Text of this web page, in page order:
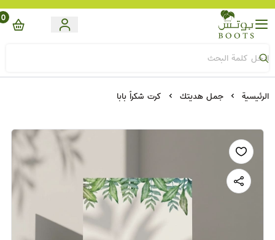
Boots
0
الرئيسية جمل هديتك كرت شكراً بابا